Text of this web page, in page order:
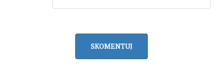
SKOMENTUJ